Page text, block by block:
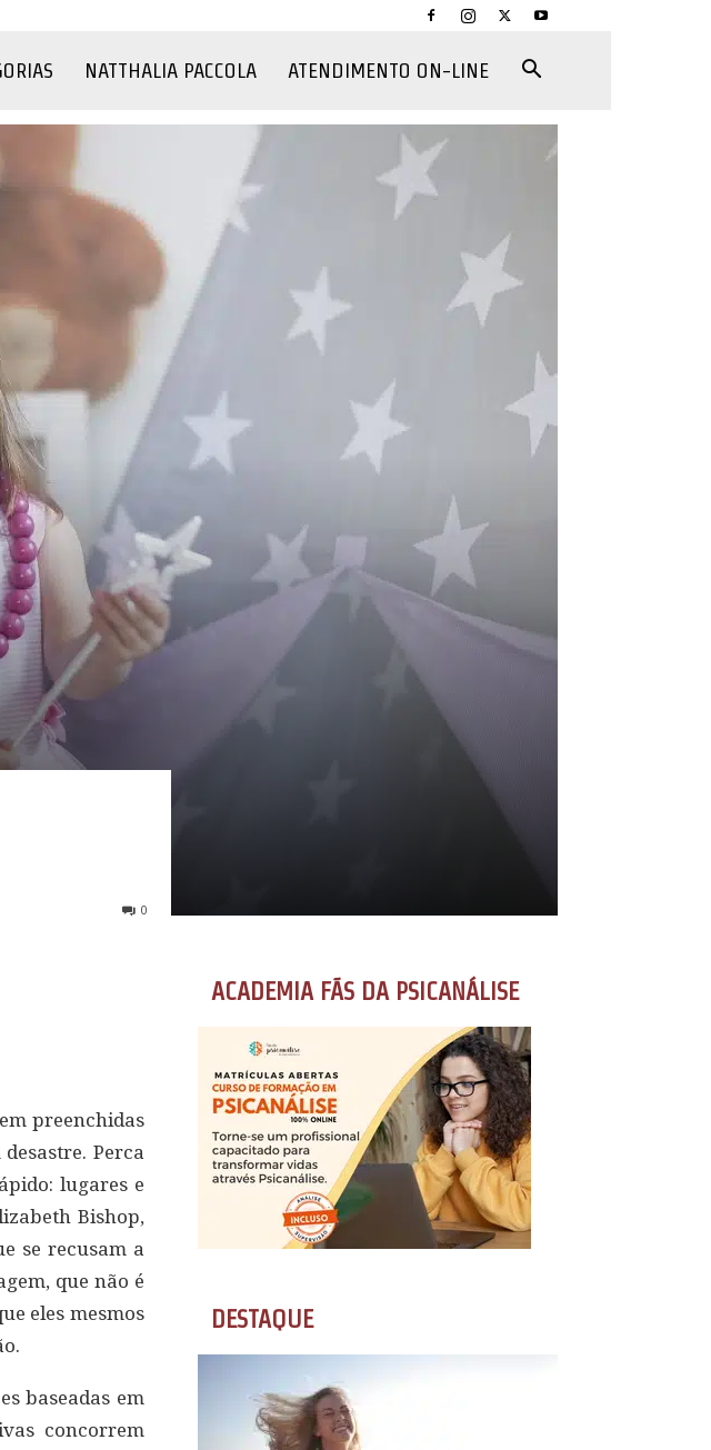
NATTHALIA PACCOLA ATENDIMENTO ON-LINE
0
preenchidas
Perca
lugares e
Bishop,
se recusam a
que não é
eles mesmos
baseadas em
concorrem
ACADEMIA FÃS DA PSICANÁLISE
DESTAQUE